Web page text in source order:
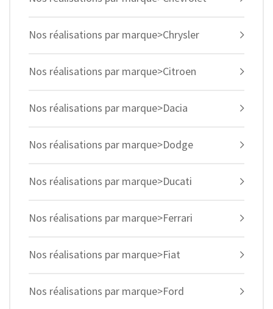
Nos réalisations par marque>Chrysler
Nos réalisations par marque>Citroen
Nos réalisations par marque>Dacia
Nos réalisations par marque>Dodge
Nos réalisations par marque>Ducati
Nos réalisations par marque>Ferrari
Nos réalisations par marque>Fiat
Nos réalisations par marque>Ford